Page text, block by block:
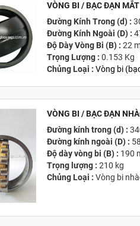
VÒNG BI / BẠC ĐẠN
Đường Kính Trong (d) :
Đường Kính Ngoài (D) :
Độ Dày Vòng Bi (B) : 22
Trọng Lượng :0.153 Kg
Chủng Loại :Vòng bi (
VÒNG BI / BẠC ĐẠN
Đường kính trong (d) :
Đường kính ngoài (D) :
Độ dày vòng bi (B) : 190
Trọng lượng : 210 kg
Chủng Loại :Vòng bi